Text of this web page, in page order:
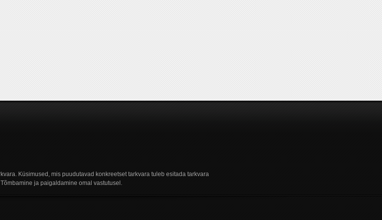
Küsimused, mis puudutavad konkreetset tarkvara tuleb esitada tarkvara
Tõmbamine ja paigaldamine omal vastutusel.